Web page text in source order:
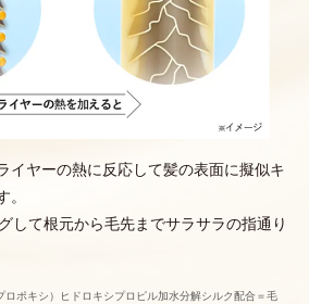
イヤーの熱に反応して髪の表面に擬似キ
して根元から毛先までサラサラの指通り
ポキシ）ヒドロキシプロピル加水分解シルク配合＝毛